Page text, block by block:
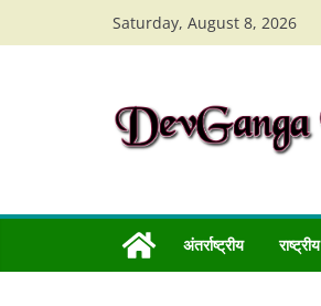
to
Saturday, August 8, 2026
अंतर्राष्ट्रीय राष्ट्रीय